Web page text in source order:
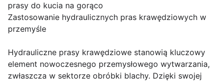
prasy do kucia na gorąco
Zastosowanie hydraulicznych pras krawędziowych w
przemyśle
Hydrauliczne prasy krawędziowe stanowią kluczowy
element nowoczesnego przemysłowego wytwarzania,
zwłaszcza w sektorze obróbki blachy. Dzięki swojej